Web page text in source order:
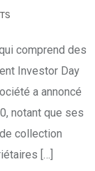
comprend des
Investor Day
a annoncé
notant que ses
collection
[…]